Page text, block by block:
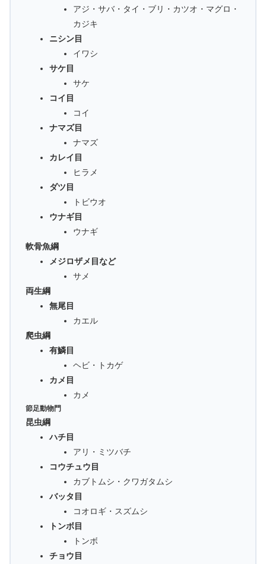
アジ・サバ・タイ・ブリ・カツオ・マグロ・
カジキ
ニシン目
イワシ
サケ目
サケ
コイ目
コイ
ナマズ目
ナマズ
カレイ目
ヒラメ
ダツ目
トビウオ
ウナギ目
ウナギ
軟骨魚綱
メジロザメ目など
サメ
両生綱
無尾目
カエル
爬虫綱
有鱗目
ヘビ・トカゲ
カメ目
カメ
節足動物門
昆虫綱
ハチ目
アリ・ミツバチ
コウチュウ目
カブトムシ・クワガタムシ
バッタ目
コオロギ・スズムシ
トンボ目
トンボ
チョウ目